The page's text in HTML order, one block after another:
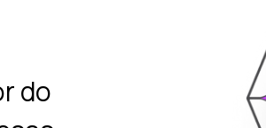
do